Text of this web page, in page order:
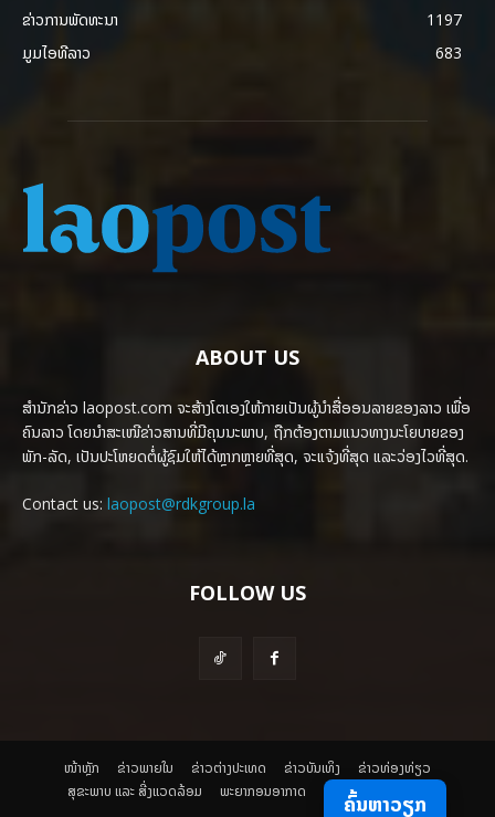
ຂ່າວການພັດທະນາ
1197
ມູມໄອທີລາວ
683
ABOUT US
ສຳນັກຂ່າວ laopost.com ຈະສ້າງໂຕເອງໃຫ້ກາຍເປັນຜູ້ນຳສື່ອອນລາຍຂອງລາວ ເພື່ອ
ຄົນລາວ ໂດຍນຳສະເໜີຂ່າວສານທີ່ມີຄຸນນະພາບ, ຖືກຕ້ອງຕາມແນວທາງນະໂຍບາຍຂອງ
ພັກ-ລັດ, ເປັນປະໂຫຍດຕໍ່ຜູ້ຊົມໃຫ້ໄດ້ຫຼາກຫຼາຍທີ່ສຸດ, ຈະແຈ້ງທີ່ສຸດ ແລະວ່ອງໄວທີ່ສຸດ.
Contact us: laopost@rdkgroup.la
FOLLOW US
ໜ້າຫຼັກ ຂ່າວພາຍ​ໃນ ຂ່າວຕ່າງປະເທດ ​ຂ່າວບັນເທິງ
​ຂ່າວທ່ອງທ່ຽວ
ສຸຂະພາບ ແລະ ສີ່ງແວດລ້ອມ
ພະຍາກອນອາກາດ ຄົ້ນຫາວຽກ